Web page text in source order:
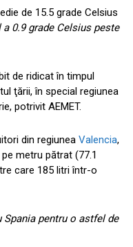
de 15.5 grade Celsius
0.9 grade Celsius peste
de ridicat în timpul
ţării, în special regiunea
potrivit AEMET.
din regiunea Valencia,
metru pătrat (77.1
care 185 litri într-o
Spania pentru o astfel de